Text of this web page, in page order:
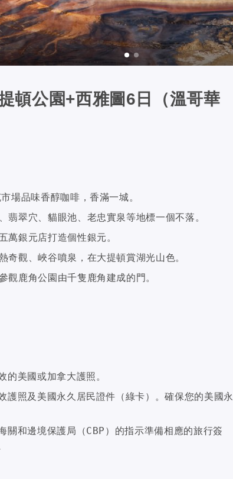
頓公園+西雅圖6日（溫哥華
場品味香醇咖啡，香滿一城。
翡翠穴、貓眼池、老忠實泉等地標一個不落。
萬銀元店打造個性銀元。
奇觀、峽谷噴泉，在大提頓賞湖光山色。
觀鹿角公園由千隻鹿角建成的門。
美國或加拿大護照。
照及美國永久居民證件（綠卡）。確保您的美國永
和邊境保護局（CBP）的指示準備相應的旅行簽